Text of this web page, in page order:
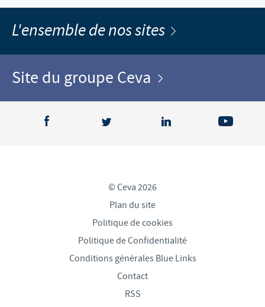
L'ensemble de nos sites
Site du groupe Ceva
© Ceva 2026
Plan du site
Politique de cookies
Politique de Confidentialité
Conditions générales Blue Links
Contact
RSS